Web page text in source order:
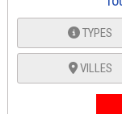
TYPES
VILLES